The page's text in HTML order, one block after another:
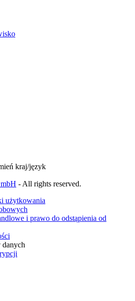
kraj/język
- All rights reserved.
użytkowania
i prawo do odstąpienia od
danych